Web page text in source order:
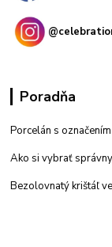
Poradňa
Porcelán s
Ako si vybrať
Bezolovnatý krištáľ